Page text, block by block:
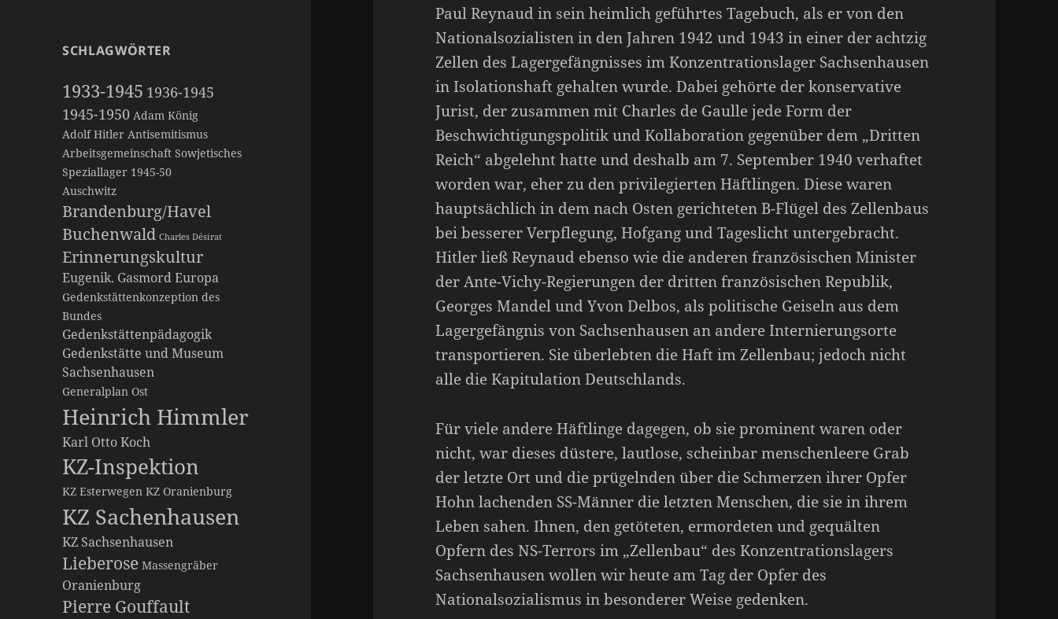
SCHLAGWÖRTER
1933-1945 1936-1945
1945-1950 Adam König
Adolf Hitler Antisemitismus
Arbeitsgemeinschaft Sowjetisches
Speziallager 1945-50
Auschwitz
Brandenburg/Havel
Buchenwald Charles Désirat
Erinnerungskultur
Eugenik. GasmordEuropa
Gedenkstättenkonzeption des
Bundes
Gedenkstättenpädagogik
Gedenkstätte und Museum
Sachsenhausen
Generalplan Ost
Heinrich Himmler
Karl Otto Koch
KZ-Inspektion
KZ Esterwegen KZ Oranienburg
KZ Sachenhausen
KZ Sachsenhausen
Lieberose Massengräber
Oranienburg
Pierre Gouffault
Paul Reynaud in sein heimlich geführtes Tagebuch, als er von den
Nationalsozialisten in den Jahren 1942 und 1943 in einer der achtzig
Zellen des Lagergefängnisses im Konzentrationslager Sachsenhausen
in Isolationshaft gehalten wurde. Dabei gehörte der konservative
Jurist, der zusammen mit Charles de Gaulle jede Form der
Beschwichtigungspolitik und Kollaboration gegenüber dem „Dritten
Reich“ abgelehnt hatte und deshalb am 7. September 1940 verhaftet
worden war, eher zu den privilegierten Häftlingen. Diese waren
hauptsächlich in dem nach Osten gerichteten B-Flügel des Zellenbaus
bei besserer Verpflegung, Hofgang und Tageslicht untergebracht.
Hitler ließ Reynaud ebenso wie die anderen französischen Minister
der Ante-Vichy-Regierungen der dritten französischen Republik,
Georges Mandel und Yvon Delbos, als politische Geiseln aus dem
Lagergefängnis von Sachsenhausen an andere Internierungsorte
transportieren. Sie überlebten die Haft im Zellenbau; jedoch nicht
alle die Kapitulation Deutschlands.
Für viele andere Häftlinge dagegen, ob sie prominent waren oder
nicht, war dieses düstere, lautlose, scheinbar menschenleere Grab
der letzte Ort und die prügelnden über die Schmerzen ihrer Opfer
Hohn lachenden SS-Männer die letzten Menschen, die sie in ihrem
Leben sahen. Ihnen, den getöteten, ermordeten und gequälten
Opfern des NS-Terrors im „Zellenbau“ des Konzentrationslagers
Sachsenhausen wollen wir heute am Tag der Opfer des
Nationalsozialismus in besonderer Weise gedenken.